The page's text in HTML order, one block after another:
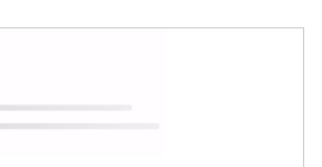
Phường 7 Quận Phú Nhuận